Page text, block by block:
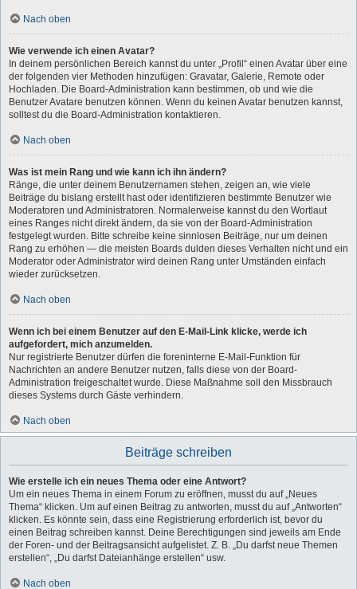
Nach oben
Wie verwende ich einen Avatar?
In deinem persönlichen Bereich kannst du unter „Profil“ einen Avatar über eine
der folgenden vier Methoden hinzufügen: Gravatar, Galerie, Remote oder
Hochladen. Die Board-Administration kann bestimmen, ob und wie die
Benutzer Avatare benutzen können. Wenn du keinen Avatar benutzen kannst,
solltest du die Board-Administration kontaktieren.
Nach oben
Was ist mein Rang und wie kann ich ihn ändern?
Ränge, die unter deinem Benutzernamen stehen, zeigen an, wie viele
Beiträge du bislang erstellt hast oder identifizieren bestimmte Benutzer wie
Moderatoren und Administratoren. Normalerweise kannst du den Wortlaut
eines Ranges nicht direkt ändern, da sie von der Board-Administration
festgelegt wurden. Bitte schreibe keine sinnlosen Beiträge, nur um deinen
Rang zu erhöhen — die meisten Boards dulden dieses Verhalten nicht und ein
Moderator oder Administrator wird deinen Rang unter Umständen einfach
wieder zurücksetzen.
Nach oben
Wenn ich bei einem Benutzer auf den E-Mail-Link klicke, werde ich
aufgefordert, mich anzumelden.
Nur registrierte Benutzer dürfen die foreninterne E-Mail-Funktion für
Nachrichten an andere Benutzer nutzen, falls diese von der Board-
Administration freigeschaltet wurde. Diese Maßnahme soll den Missbrauch
dieses Systems durch Gäste verhindern.
Nach oben
Beiträge schreiben
Wie erstelle ich ein neues Thema oder eine Antwort?
Um ein neues Thema in einem Forum zu eröffnen, musst du auf „Neues
Thema“ klicken. Um auf einen Beitrag zu antworten, musst du auf „Antworten“
klicken. Es könnte sein, dass eine Registrierung erforderlich ist, bevor du
einen Beitrag schreiben kannst. Deine Berechtigungen sind jeweils am Ende
der Foren- und der Beitragsansicht aufgelistet. Z. B. „Du darfst neue Themen
erstellen“, „Du darfst Dateianhänge erstellen“ usw.
Nach oben